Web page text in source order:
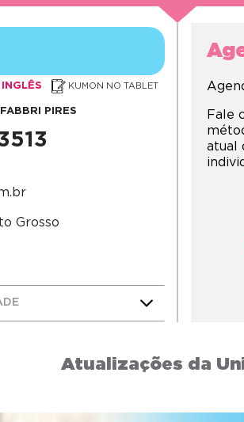
INGLÊS KUMON NO TABLET
PIRES
Grosso
Fale
atual
Atualizações da